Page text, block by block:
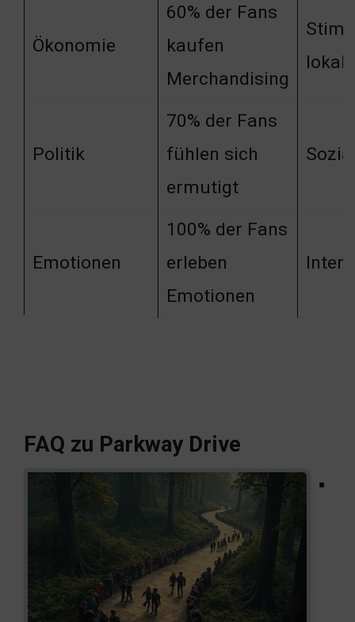
Ökonomie
60% der Fans
kaufen
Merchandising
Politik
70% der Fans
fühlen sich
ermutigt
Emotionen
100% der Fans
erleben
Emotionen
FAQ zu Parkway Drive
▪